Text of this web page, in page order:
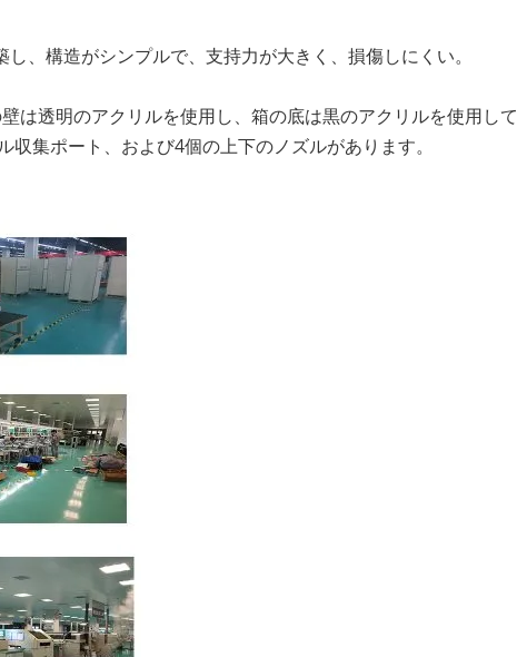
、構造がシンプルで、支持力が大きく、損傷しにくい。
は透明のアクリルを使用し、箱の底は黒のアクリルを使用して
集ポート、および4個の上下のノズルがあります。